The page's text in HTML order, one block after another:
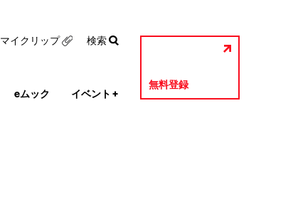
eムック イベント +
無料登録
マイクリップ 検索